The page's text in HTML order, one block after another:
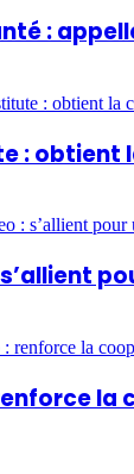
:
: obtient
s’allient
la